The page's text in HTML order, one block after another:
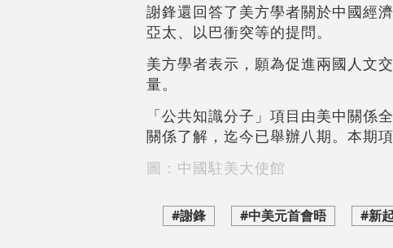
謝鋒還回答了美方學者關於中國經
亞太、以巴衝突等的提問。
美方學者表示，願為促進兩國人文
量。
「公共知識分子」項目由美中關係
關係了解，迄今已舉辦八期。本期
圖：中國駐美大使館
#謝鋒 #中美元首會晤 #新